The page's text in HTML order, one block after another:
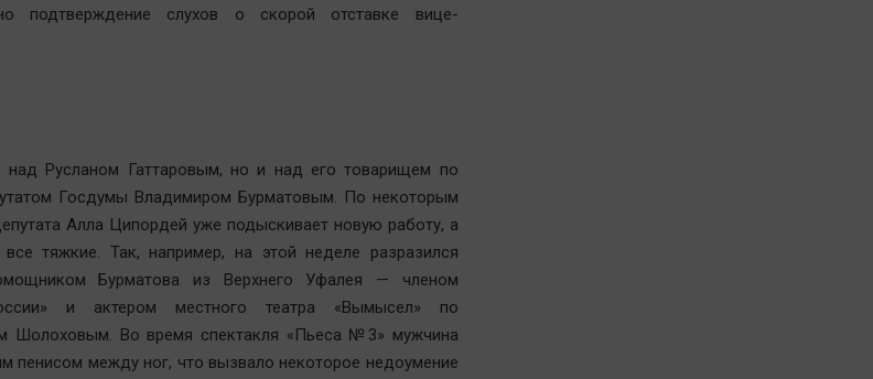
подтверждение слухов о скорой отставке вице-
над Русланом Гаттаровым, но и над его товарищем по
Госдумы Владимиром Бурматовым. По некоторым
Алла Ципордей уже подыскивает новую работу, а
тяжкие. Так, например, на этой неделе разразился
Бурматова из Верхнего Уфалея — членом
и актером местного театра «Вымысел» по
Шолоховым. Во время спектакля «Пьеса №3» мужчина
пенисом между ног, что вызвало некоторое недоумение